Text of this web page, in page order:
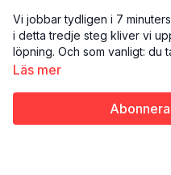
Vi jobbar tydligen i 7
i detta tredje steg kliver vi
löpning. Och som vanligt: du
du vill.
springa, alltså innan man blir
Läs mer